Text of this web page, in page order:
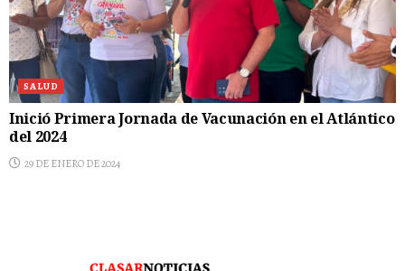
SALUD
Inició Primera Jornada de Vacunación en el Atlántico
del 2024
29 DE ENERO DE 2024